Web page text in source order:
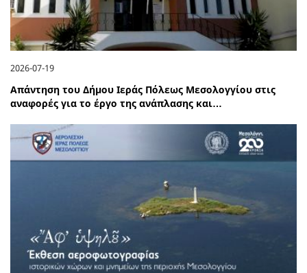
2026-07-19
Απάντηση του Δήμου Ιεράς Πόλεως Μεσολογγίου στις
αναφορές για το έργο της ανάπλασης και…